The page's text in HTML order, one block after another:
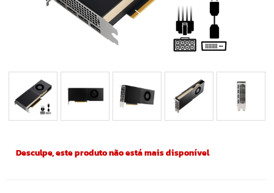
Desculpe, este produto não está mais disponível